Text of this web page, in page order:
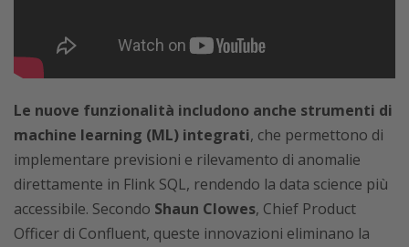
Le nuove funzionalità includono anche strumenti di
machine learning (ML) integrati, che permettono di
implementare previsioni e rilevamento di anomalie
direttamente in Flink SQL, rendendo la data science più
accessibile. Secondo Shaun Clowes, Chief Product
Officer di Confluent, queste innovazioni eliminano la